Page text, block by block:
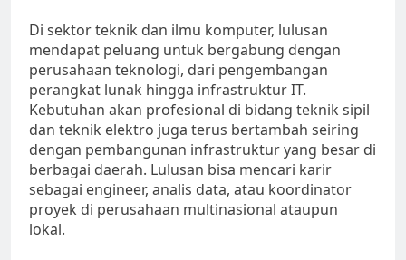
Di sektor teknik dan ilmu komputer, lulusan
mendapat peluang untuk bergabung dengan
perusahaan teknologi, dari pengembangan
perangkat lunak hingga infrastruktur IT.
Kebutuhan akan profesional di bidang teknik sipil
dan teknik elektro juga terus bertambah seiring
dengan pembangunan infrastruktur yang besar di
berbagai daerah. Lulusan bisa mencari karir
sebagai engineer, analis data, atau koordinator
proyek di perusahaan multinasional ataupun
lokal.